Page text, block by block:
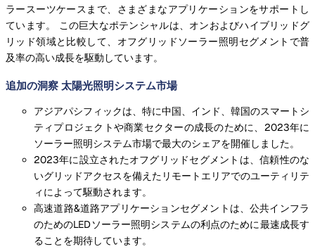
ラースーツケースまで、さまざまなアプリケーションをサポートし
ています。 この巨大なポテンシャルは、オンおよびハイブリッドグ
リッド領域と比較して、オフグリッドソーラー照明セグメントで普
及率の高い成長を駆動しています。
追加の洞察 太陽光照明システム市場
アジアパシフィックは、特に中国、インド、韓国のスマートシ
ティプロジェクトや商業セクターの成長のために、2023年に
ソーラー照明システム市場で最大のシェアを開催しました。
2023年に設立されたオフグリッドセグメントは、信頼性のな
いグリッドアクセスを備えたリモートエリアでのユーティリテ
ィによって駆動されます。
高速道路&道路アプリケーションセグメントは、公共インフラ
のためのLEDソーラー照明システムの利点のために最速成長す
ることを期待しています。